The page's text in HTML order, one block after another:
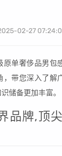
02-27
原单奢侈品男包
，带您深入了解
储备更加丰富。
品牌,顶